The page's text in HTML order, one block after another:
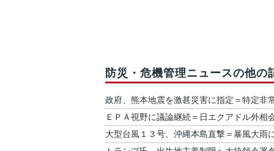
防災・危機管理ニュースの他の
政府、熊本地震を激甚災害に指定＝特定非
ＥＰＡ視野に議論継続＝日エクアドル外相
大型台風１３号、沖縄本島直撃＝暴風大雨